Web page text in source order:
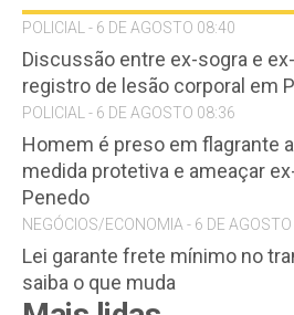
POLICIAL - 6 DE AGOSTO 08:40
Discussão entre ex-sogra e
registro de lesão corporal em
POLICIAL - 6 DE AGOSTO 08:36
Homem é preso em flagrante
medida protetiva e ameaçar
Penedo
NEGÓCIOS/ECONOMIA - 6 DE
Lei garante frete mínimo no
saiba o que muda